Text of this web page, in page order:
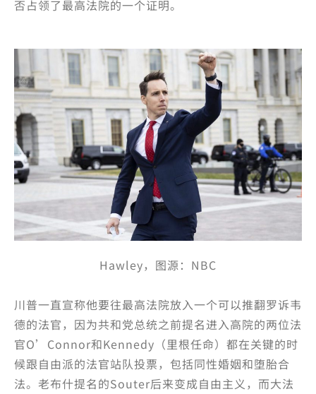
否占领了最高法院的一个证明。
Hawley，图源：NBC
川普一直宣称他要往最高法院放入一个可以推翻罗诉韦
德的法官，因为共和党总统之前提名进入高院的两位法
官O’Connor和Kennedy（里根任命）都在关键的时
候跟自由派的法官站队投票，包括同性婚姻和堕胎合
法。老布什提名的Souter后来变成自由主义，而大法